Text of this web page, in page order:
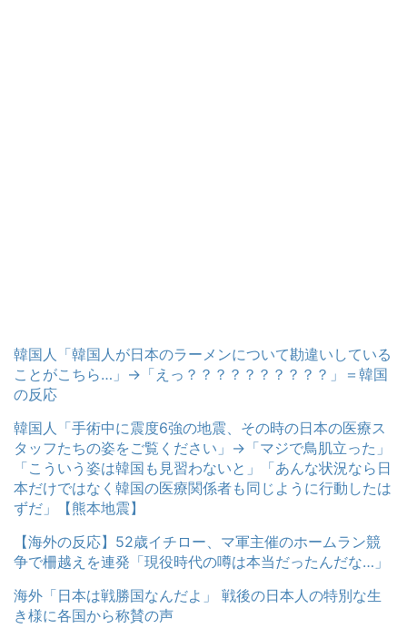
韓国人「韓国人が日本のラーメンについて勘違いしている
ことがこちら…」→「えっ？？？？？？？？？？」＝韓国
の反応
韓国人「手術中に震度6強の地震、その時の日本の医療ス
タッフたちの姿をご覧ください」→「マジで鳥肌立った」
「こういう姿は韓国も見習わないと」「あんな状況なら日
本だけではなく韓国の医療関係者も同じように行動したは
ずだ」【熊本地震】
【海外の反応】52歳イチロー、マ軍主催のホームラン競
争で柵越えを連発「現役時代の噂は本当だったんだな…」
海外「日本は戦勝国なんだよ」 戦後の日本人の特別な生
き様に各国から称賛の声